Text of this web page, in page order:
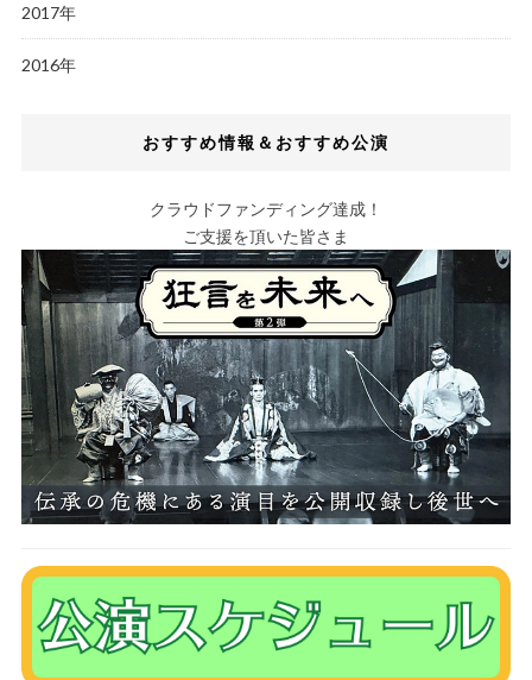
2017年
2016年
おすすめ情報＆おすすめ公演
クラウドファンディング達成！
ご支援を頂いた皆さま